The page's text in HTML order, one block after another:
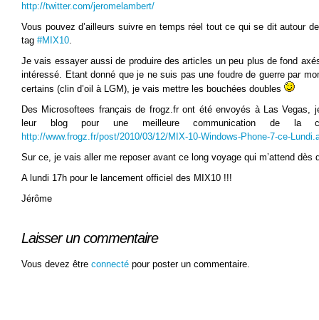
http://twitter.com/jeromelambert/
Vous pouvez d’ailleurs suivre en temps réel tout ce qui se dit autour
tag #MIX10.
Je vais essayer aussi de produire des articles un peu plus de fond
intéressé. Etant donné que je ne suis pas une foudre de guerre par
certains (clin d’oil à LGM), je vais mettre les bouchées doubles
Des Microsoftees français de frogz.fr ont été envoyés à Las Vegas,
leur blog pour une meilleure communication de la
http://www.frogz.fr/post/2010/03/12/MIX-10-Windows-Phone-7-ce-
Sur ce, je vais aller me reposer avant ce long voyage qui m’attend dès
A lundi 17h pour le lancement officiel des MIX10 !!!
Jérôme
Laisser un commentaire
Vous devez être connecté pour poster un commentaire.